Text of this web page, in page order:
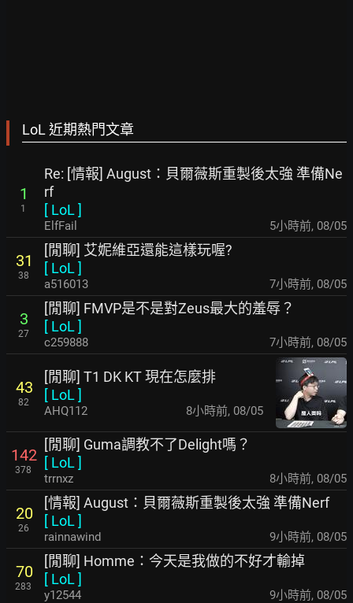
LoL 近期熱門文章
1
1
Re: [情報] August：貝爾薇斯重製後太強 準備Ne
rf
[ LoL ]
ElfFail 5小時前, 08/05
31
38
[閒聊] 艾妮維亞還能這樣玩喔?
[ LoL ]
a516013 7小時前, 08/05
3
27
[閒聊] FMVP是不是對Zeus最大的羞辱？
[ LoL ]
c259888 7小時前, 08/05
43
82
[閒聊] T1 DK KT 現在怎麼排
[ LoL ]
AHQ112 8小時前, 08/05
142
378
[閒聊] Guma調教不了Delight嗎？
[ LoL ]
trrnxz 8小時前, 08/05
20
26
[情報] August：貝爾薇斯重製後太強 準備Nerf
[ LoL ]
rainnawind 9小時前, 08/05
70
283
[閒聊] Homme：今天是我做的不好才輸掉
[ LoL ]
y12544 9小時前, 08/05